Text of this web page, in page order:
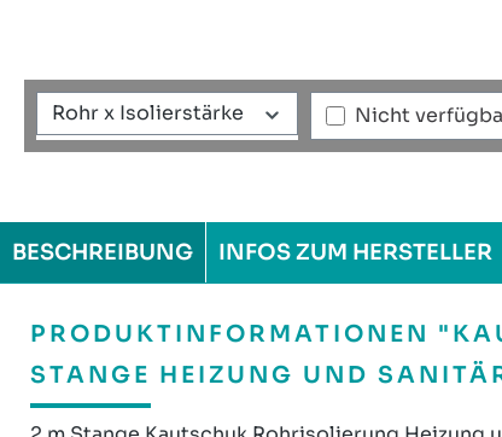
Rohr x Isolierstärke Nicht
BESCHREIBUNG INFOS ZUM HERSTELLER
PRODUKTINFORMATIONEN
STANGE HEIZUNG UND